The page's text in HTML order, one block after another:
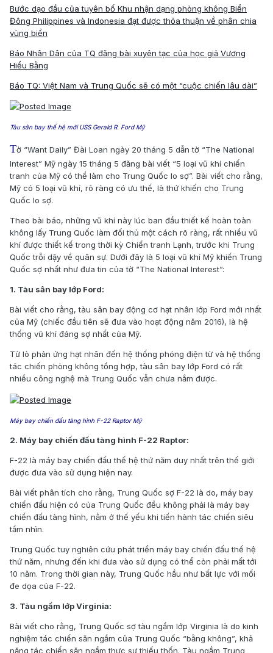
Bước dạo đầu của tuyên bố Khu nhận dạng phòng không Biển
Đông Philippines và Indonesia đạt được thỏa thuận về phân chia
vùng biển
Báo Nhân Dân của TQ đăng bài xuyên tạc của học giả Vương
Hiểu Bằng
Báo TQ: Việt Nam và Trung Quốc sẽ có một “cuộc chiến lâu dài”
Tàu sân bay thế hệ mới USS Gerald R. Ford Mỹ
Tờ “Want Daily” Đài Loan ngày 20 tháng 5 dẫn tờ “The National
Interest” Mỹ ngày 15 tháng 5 đăng bài viết “5 loại vũ khí chiến
tranh của Mỹ có thể làm cho Trung Quốc lo sợ”. Bài viết cho rằng,
Mỹ có 5 loại vũ khí, rõ ràng có ưu thế, là thứ khiến cho Trung
Quốc lo sợ.
Theo bài báo, những vũ khí này lúc ban đầu thiết kế hoàn toàn
không lấy Trung Quốc làm đối thủ một cách rõ ràng, rất nhiều vũ
khí được thiết kế trong thời kỳ Chiến tranh Lạnh, trước khi Trung
Quốc trỗi dậy về quân sự. Dưới đây là 5 loại vũ khí Mỹ khiến Trung
Quốc sợ nhất như đưa tin của tờ “The National Interest”:
1. Tàu sân bay lớp Ford:
Bài viết cho rằng, tàu sân bay động cơ hạt nhân lớp Ford mới nhất
của Mỹ (chiếc đầu tiên sẽ đưa vào hoạt động năm 2016), là hệ
thống vũ khí đáng sợ nhất của Mỹ.
Từ lò phản ứng hạt nhân đến hệ thống phóng điện từ và hệ thống
tác chiến phòng không tổng hợp, tàu sân bay lớp Ford có rất
nhiều công nghệ mà Trung Quốc vẫn chưa nắm được.
Máy bay chiến đấu tàng hình F-22 Raptor Mỹ
2. Máy bay chiến đấu tàng hình F-22 Raptor:
F-22 là máy bay chiến đấu thế hệ thứ năm duy nhất trên thế giới
được đưa vào sử dụng hiện nay.
Bài viết phân tích cho rằng, Trung Quốc sợ F-22 là do, máy bay
chiến đấu hiện có của Trung Quốc đều không phải là máy bay
chiến đấu tàng hình, nằm ở thế yếu khi tiến hành tác chiến siêu
tầm nhìn.
Trung Quốc tuy nghiên cứu phát triển máy bay chiến đấu thế hệ
thứ năm, nhưng đến khi đưa vào sử dụng có thể còn phải mất tới
10 năm. Trong thời gian này, Trung Quốc hầu như bất lực với mối
đe dọa của F-22.
3. Tàu ngầm lớp Virginia:
Bài viết cho rằng, Trung Quốc sợ tàu ngầm lớp Virginia là do kinh
nghiệm tác chiến săn ngầm của Trung Quốc “bằng không”, khả
năng tác chiến săn ngầm thực sự thiếu thốn. Tàu ngầm Trung